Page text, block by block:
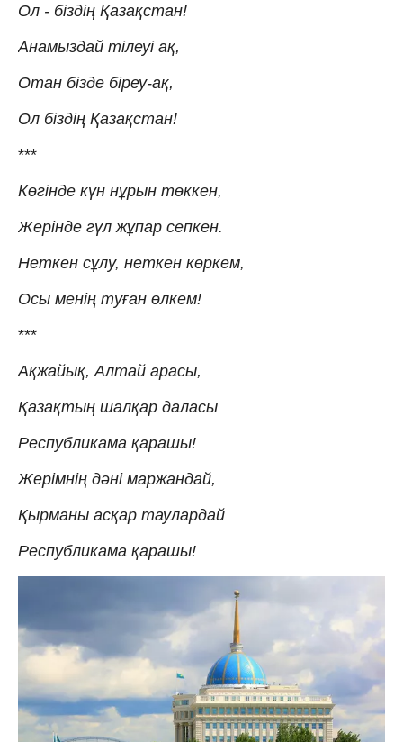
Ол - біздің Қазақстан!
Анамыздай тілеуі ақ,
Отан бізде біреу-ақ,
Ол біздің Қазақстан!
***
Көгінде күн нұрын төккен,
Жерінде гүл жұпар сепкен.
Неткен сұлу, неткен көркем,
Осы менің туған өлкем!
***
Ақжайық, Алтай арасы,
Қазақтың шалқар даласы
Республикама қарашы!
Жерімнің дәні маржандай,
Қырманы асқар таулардай
Республикама қарашы!